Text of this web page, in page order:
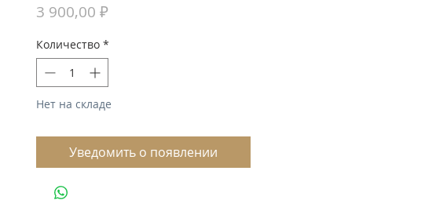
3 900,00 ₽Цена
Количество *
Нет на складе
Уведомить о появлении